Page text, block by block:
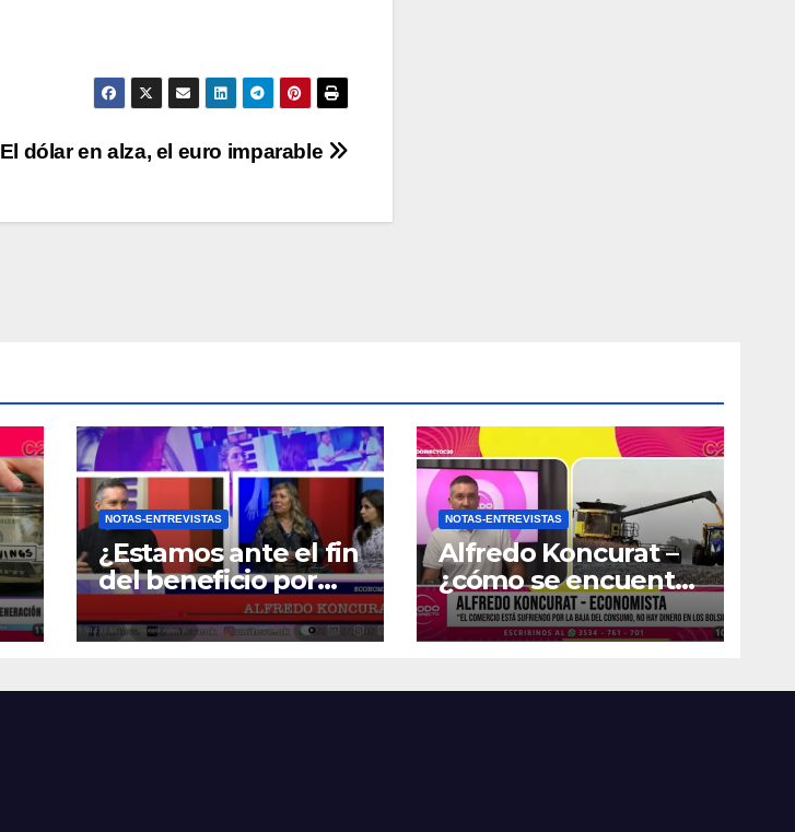
El dólar en alza, el euro imparable
NOTAS-ENTREVISTAS
¿Estamos ante el fin
del beneficio por
Zona Fría?
NOTAS-ENTREVISTAS
Alfredo Koncurat –
¿cómo se encuentra
la actividad
económica del país?